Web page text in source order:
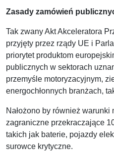
Zasady zamówień
Tak zwany Akt Akceleratora
przyjęty przez rządy UE i
priorytet produktom
publicznych w sektorach
przemyśle motoryzacyjnym,
energochłonnych branżach,
Nałożono by również
zagraniczne przekraczające
takich jak baterie, pojazdy
surowce krytyczne.